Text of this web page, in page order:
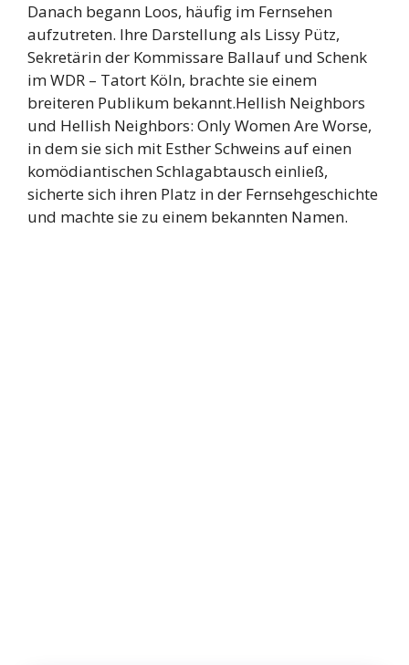
Danach begann Loos, häufig im Fernsehen
aufzutreten. Ihre Darstellung als Lissy Pütz,
Sekretärin der Kommissare Ballauf und Schenk
im WDR – Tatort Köln, brachte sie einem
breiteren Publikum bekannt.Hellish Neighbors
und Hellish Neighbors: Only Women Are Worse,
in dem sie sich mit Esther Schweins auf einen
komödiantischen Schlagabtausch einließ,
sicherte sich ihren Platz in der Fernsehgeschichte
und machte sie zu einem bekannten Namen.